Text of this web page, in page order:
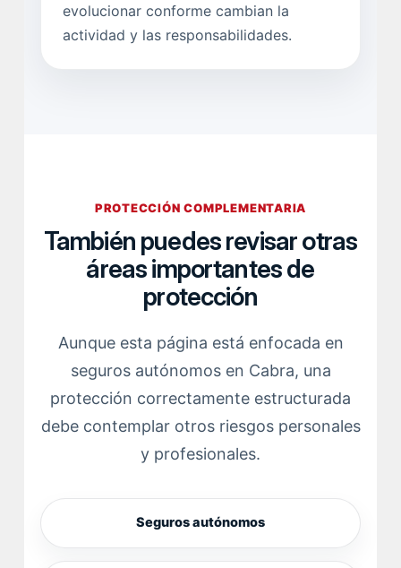
evolucionar conforme cambian la
actividad y las responsabilidades.
PROTECCIÓN COMPLEMENTARIA
También puedes revisar otras
áreas importantes de
protección
Aunque esta página está enfocada en
seguros autónomos en Cabra, una
protección correctamente estructurada
debe contemplar otros riesgos personales
y profesionales.
Seguros autónomos